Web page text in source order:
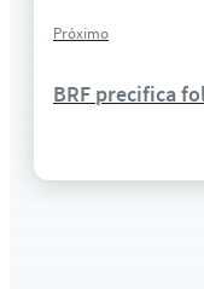
Próximo
BRF precifica